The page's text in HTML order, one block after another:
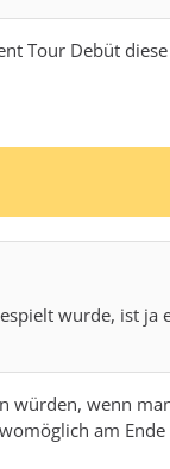
Tour Debüt
wurde, ist
wenn
am